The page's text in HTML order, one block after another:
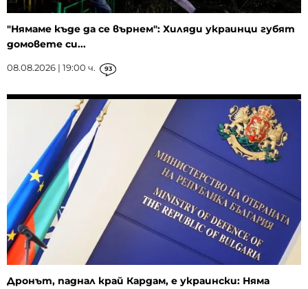
"Нямаме къде да се върнем": Хиляди украинци губят
домовете си...
08.08.2026 | 19:00 ч. 93
Дронът, паднал край Кардам, е украински: Няма